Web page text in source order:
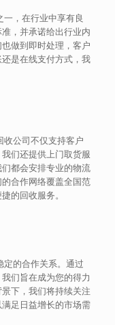
，在行业中享有良
，并承诺给出行业内
做到即时处理，客户
是在线支付方式，我
公司不仅支持客户
们还提供上门取货服
都会安排专业的物流
合作网络覆盖全国范
的回收服务。
的合作关系。通过
们旨在成为您的得力
下，我们将持续关注
足日益增长的市场需